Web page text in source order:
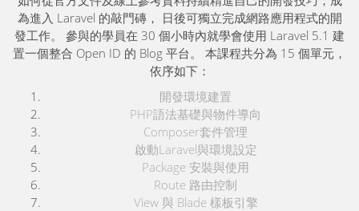
為進入 Laravel 的敲門磚， 日後可獨立完成網路應用程式的開
發工作。 參與的學員在 30 個小時內就學會使用 Laravel 5.1 建
置一個整合 Open ID 的 Blog 平台。 本課程共分為 15 個單元，
依序如下：
開發環境建置
PHP語法基礎與物件導向
Composer套件管理
啟動Laravel與環境設定
Package 安裝與使用
Route 路由控制
View 與 Blade 樣板引擎